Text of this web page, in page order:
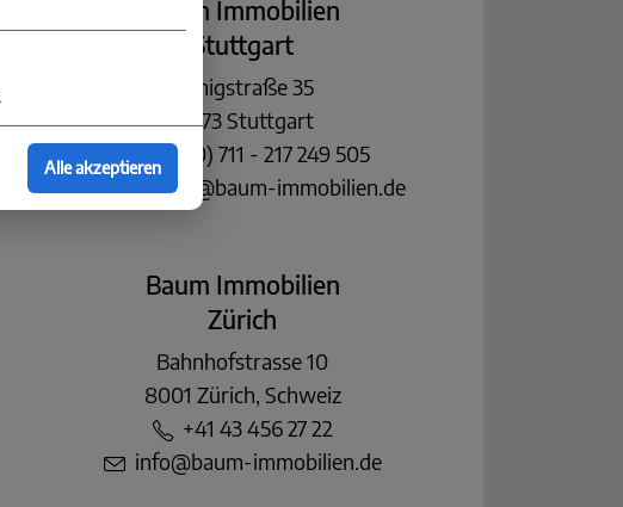
Baum Immobilien
Stuttgart
Königstraße 35
70173 Stuttgart
+49 (0) 711 - 217 249 505
stuttgart@baum-immobilien.de
Baum Immobilien
Zürich
Bahnhofstrasse 10
8001 Zürich, Schweiz
+41 43 456 27 22
info@baum-immobilien.de
Alle akzeptieren